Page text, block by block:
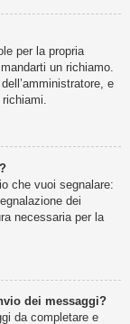
per la propria
un richiamo.
e
che vuoi segnalare:
dei
necessaria per la
dei messaggi?
da completare e